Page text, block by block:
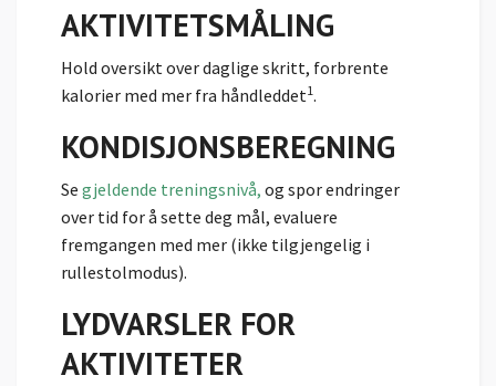
AKTIVITETSMÅLING
Hold oversikt over daglige skritt, forbrente
kalorier med mer fra håndleddet1.
KONDISJONS­BEREGNING
Se gjeldende treningsnivå, og spor endringer
over tid for å sette deg mål, evaluere
fremgangen med mer (ikke tilgjengelig i
rullestolmodus).
LYDVARSLER FOR
AKTIVITETER